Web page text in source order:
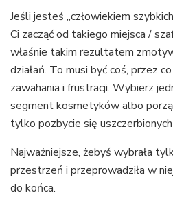
Jeśli jesteś „człowiekiem
Ci zacząć od takiego miejsca /
właśnie takim rezultatem
działań. To musi być coś, przez
zawahania i frustracji. Wybierz
segment kosmetyków albo
tylko pozbycie się
Najważniejsze, żebyś wybrała
przestrzeń i przeprowadziła w
do końca.